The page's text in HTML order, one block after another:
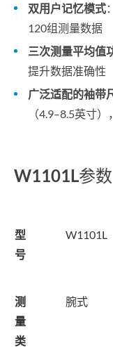
双用户记忆模式
120组测量数据
三次测量平均值
提升数据准确性
广泛适配的袖带
（4.9–8.5英寸
W1101L参数
型
号
W1101L
测
量
类
腕式